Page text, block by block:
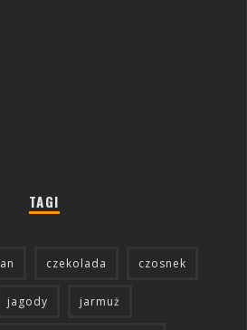
TAGI
czekolada czosnek
jagody jarmuż